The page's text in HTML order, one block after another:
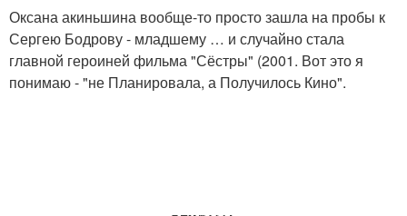
Оксана акиньшина вообще-то просто зашла на пробы к
Сергею Бодрову - младшему … и случайно стала
главной героиней фильма "Сёстры" (2001. Вот это я
понимаю - "не Планировала, а Получилось Кино".